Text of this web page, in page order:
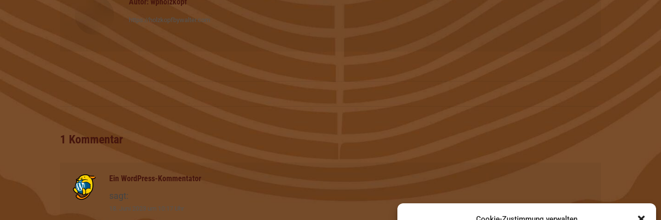
https://holzkopfbywalter.com
1 Kommentar
Ein WordPress-Kommentator
sagt:
18. Juni 2023 um 10:17 Uhr